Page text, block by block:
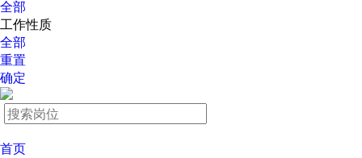
全部
工作性质
全部
重置
确定
首页